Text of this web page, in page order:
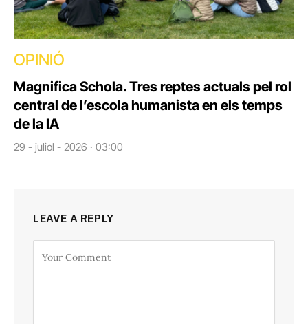
OPINIÓ
Magnifica Schola. Tres reptes actuals pel rol
central de l’escola humanista en els temps
de la IA
29 - juliol - 2026 · 03:00
LEAVE A REPLY